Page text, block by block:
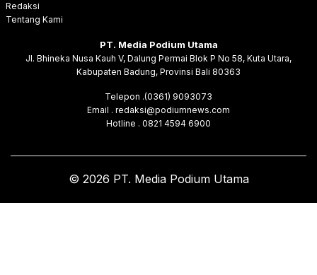
Redaksi
Tentang Kami
PT. Media Podium Utama
Jl. Bhineka Nusa Kauh V, Dalung Permai Blok P No 58, Kuta Utara,
Kabupaten Badung, Provinsi Bali 80363
Telepon .(0361) 9093073
Email . redaksi@podiumnews.com
Hotline . 0821 4594 6900
© 2026 PT. Media Podium Utama